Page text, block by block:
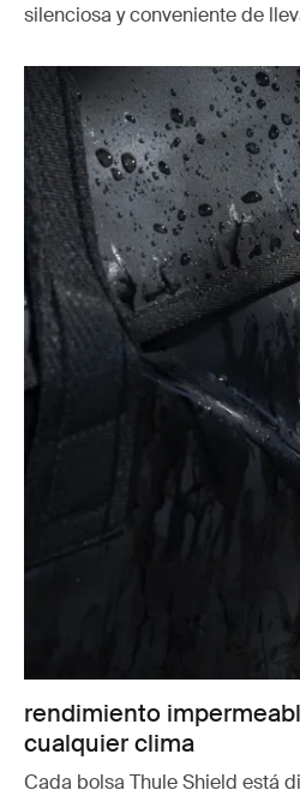
silenciosa y conveniente de
rendimiento
cualquier clima
Cada bolsa Thule Shield está